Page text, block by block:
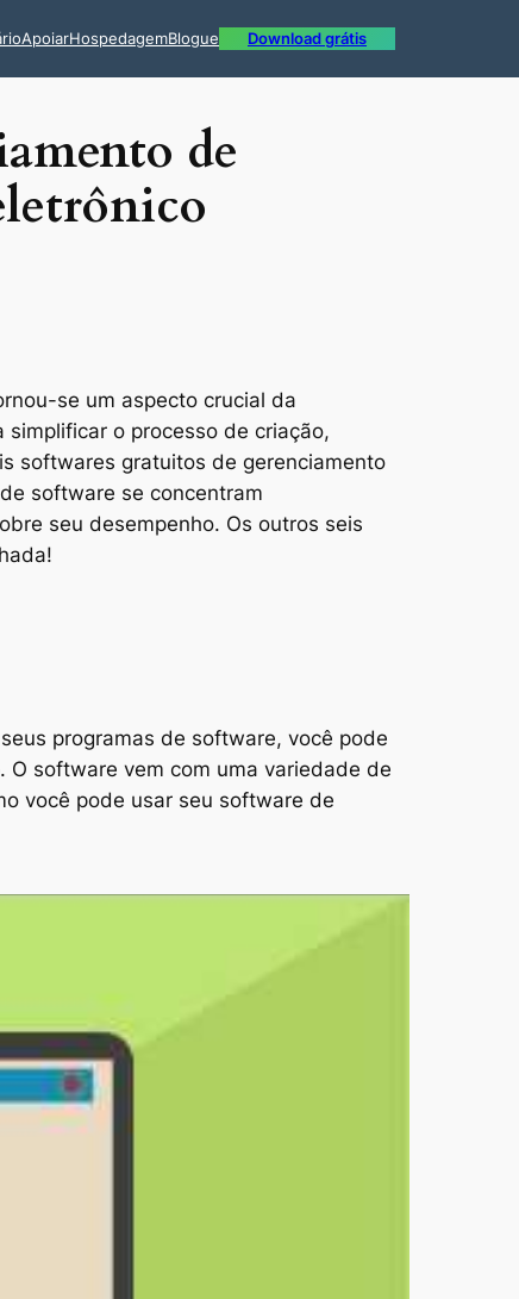
ApoiarHospedagemBlogue Download grátis
de
se um aspecto crucial da
simplificar o processo de criação,
softwares gratuitos de gerenciamento
software se concentram
seu desempenho. Os outros seis
programas de software, você pode
O software vem com uma variedade de
você pode usar seu software de